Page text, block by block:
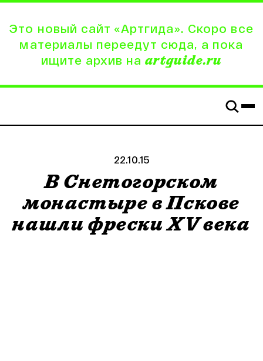
Это новый сайт «Артгида». Скоро все
материалы переедут сюда, а пока
ищите архив на artguide.ru
22.10.15
В Снетогорском
монастыре в Пскове
нашли фрески XV века